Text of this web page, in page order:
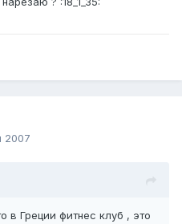
2007
в Греции фитнес клуб , это